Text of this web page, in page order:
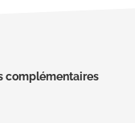
complémentaires